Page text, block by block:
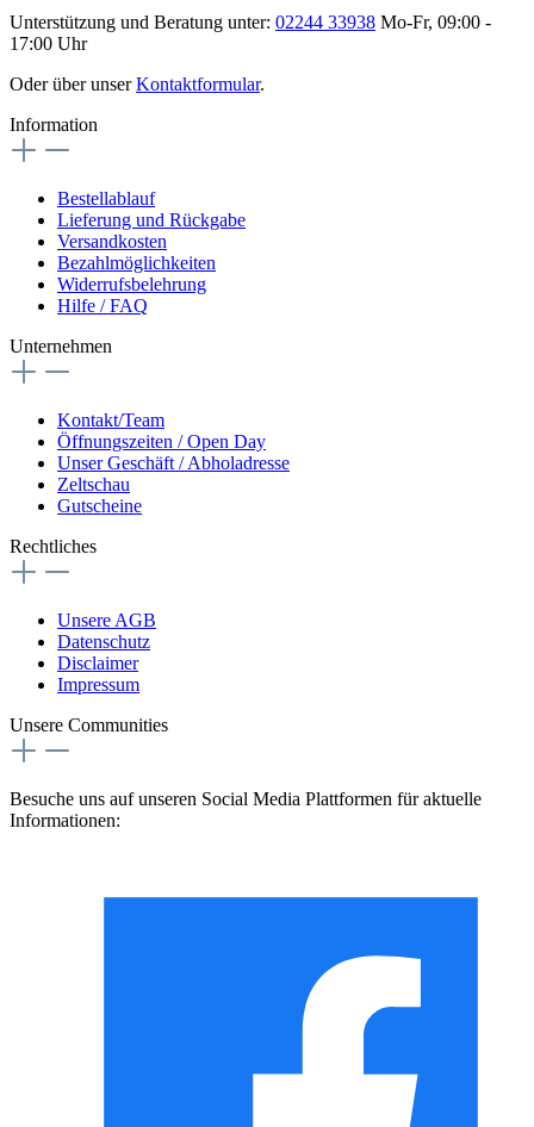
Unterstützung und Beratung unter: 02244 33938 Mo-Fr, 09:00 -
17:00 Uhr
Oder über unserKontaktformular.
Information
Bestellablauf
Lieferung und Rückgabe
Versandkosten
Bezahlmöglichkeiten
Widerrufsbelehrung
Hilfe / FAQ
Unternehmen
Kontakt/Team
Öffnungszeiten / Open Day
Unser Geschäft / Abholadresse
Zeltschau
Gutscheine
Rechtliches
Unsere AGB
Datenschutz
Disclaimer
Impressum
Unsere Communities
Besuche uns auf unseren Social Media Plattformen für aktuelle
Informationen: